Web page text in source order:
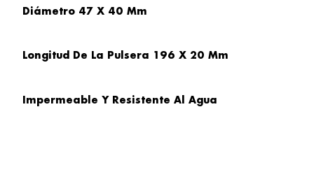
Diámetro 47 X 40 Mm
Longitud De La Pulsera 196 X 20 Mm
Impermeable Y Resistente Al Agua